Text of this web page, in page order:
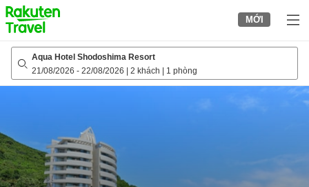
to
top
page
MỚI
Aqua Hotel Shodoshima Resort
21/08/2026 - 22/08/2026 2 khách 1 phòng